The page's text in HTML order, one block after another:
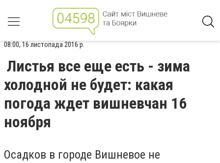
08:00, 16 листопада 2016 р.
Листья все еще есть - зима
холодной не будет: какая
погода ждет вишневчан 16
ноября
Осадков в городе Вишневое не